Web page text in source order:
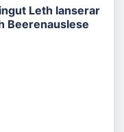
Leth lanserar
Beerenauslese